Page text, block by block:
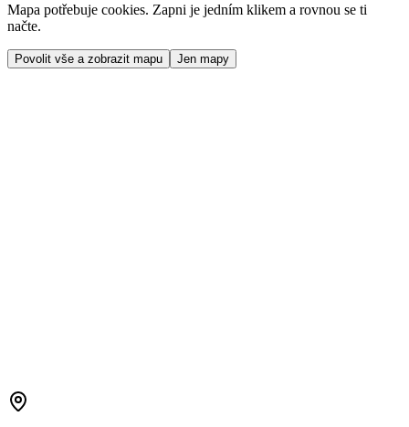
Mapa potřebuje cookies. Zapni je jedním klikem a rovnou se ti
načte.
Povolit vše a zobrazit mapu Jen mapy